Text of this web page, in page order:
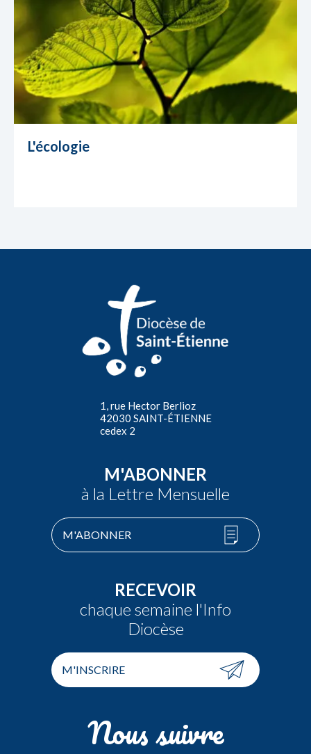
L'écologie
1, rue Hector Berlioz
42030 SAINT-ÉTIENNE
cedex 2
M'ABONNER
à la Lettre Mensuelle
M'ABONNER
RECEVOIR
chaque semaine l'Info
Diocèse
M'INSCRIRE
Nous suivre